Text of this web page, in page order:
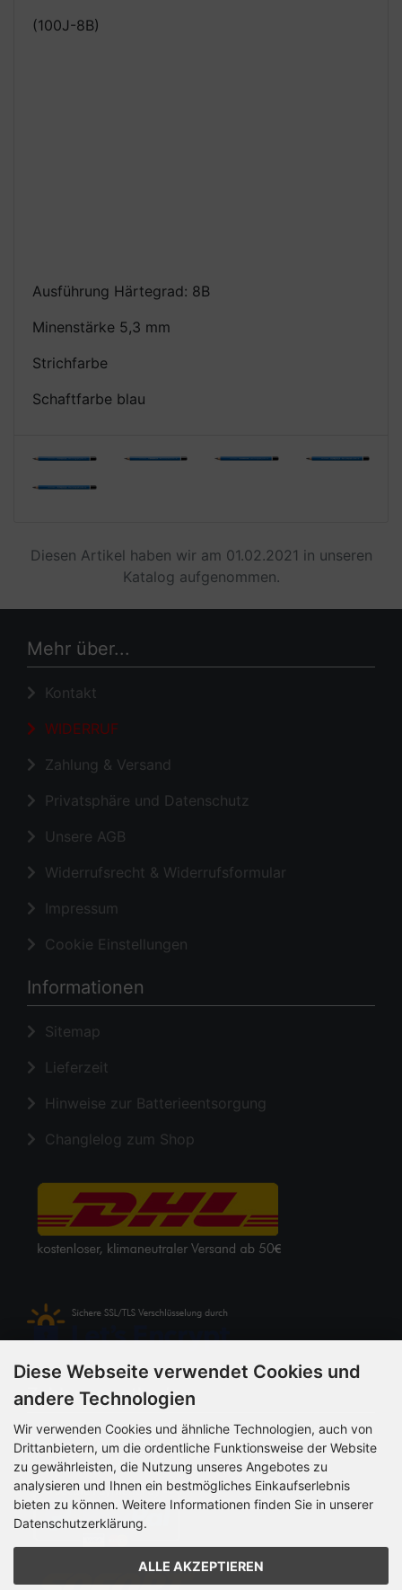
(100J-8B)
Ausführung Härtegrad: 8B
Minenstärke 5,3 mm
Strichfarbe
Schaftfarbe blau
Diesen Artikel haben wir am 01.02.2021 in unseren
Katalog aufgenommen.
Mehr über...
Kontakt
WIDERRUF
Zahlung & Versand
Privatsphäre und Datenschutz
Unsere AGB
Widerrufsrecht & Widerrufsformular
Impressum
Cookie Einstellungen
Informationen
Sitemap
Lieferzeit
Hinweise zur Batterieentsorgung
Changlelog zum Shop
Zahlungsmethoden
Diese Webseite verwendet Cookies und
andere Technologien
Wir verwenden Cookies und ähnliche Technologien, auch von
Drittanbietern, um die ordentliche Funktionsweise der Website
zu gewährleisten, die Nutzung unseres Angebotes zu
analysieren und Ihnen ein bestmögliches Einkaufserlebnis
bieten zu können. Weitere Informationen finden Sie in unserer
Datenschutzerklärung.
ALLE AKZEPTIEREN